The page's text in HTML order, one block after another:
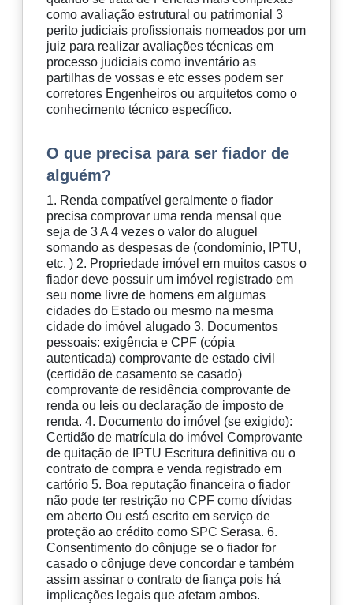
como avaliação estrutural ou patrimonial 3
perito judiciais profissionais nomeados por um
juiz para realizar avaliações técnicas em
processo judiciais como inventário as
partilhas de vossas e etc esses podem ser
corretores Engenheiros ou arquitetos como o
conhecimento técnico específico.
O que precisa para ser fiador de
alguém?
1. Renda compatível geralmente o fiador
precisa comprovar uma renda mensal que
seja de 3 A 4 vezes o valor do aluguel
somando as despesas de (condomínio, IPTU,
etc. ) 2. Propriedade imóvel em muitos casos o
fiador deve possuir um imóvel registrado em
seu nome livre de homens em algumas
cidades do Estado ou mesmo na mesma
cidade do imóvel alugado 3. Documentos
pessoais: exigência e CPF (cópia
autenticada) comprovante de estado civil
(certidão de casamento se casado)
comprovante de residência comprovante de
renda ou leis ou declaração de imposto de
renda. 4. Documento do imóvel (se exigido):
Certidão de matrícula do imóvel Comprovante
de quitação de IPTU Escritura definitiva ou o
contrato de compra e venda registrado em
cartório 5. Boa reputação financeira o fiador
não pode ter restrição no CPF como dívidas
em aberto Ou está escrito em serviço de
proteção ao crédito como SPC Serasa. 6.
Consentimento do cônjuge se o fiador for
casado o cônjuge deve concordar e também
assim assinar o contrato de fiança pois há
implicações legais que afetam ambos.